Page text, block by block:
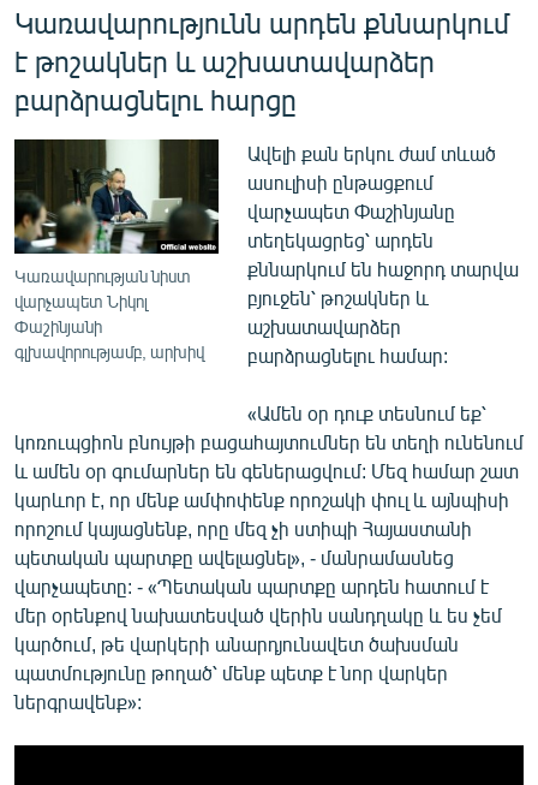
Կառավարությունն արդեն քննարկում
է թոշակներ և աշխատավարձեր
բարձրացնելու հարցը
Կառավարության նիստ
վարչապետ Նիկոլ
Փաշինյանի
գլխավորությամբ, արխիվ
Ավելի քան երկու ժամ տևած
ասուլիսի ընթացքում
վարչապետ Փաշինյանը
տեղեկացրեց՝ արդեն
քննարկում են հաջորդ տարվա
բյուջեն՝ թոշակներ և
աշխատավարձեր
բարձրացնելու համար:
«Ամեն օր դուք տեսնում եք՝
կոռուպցիոն բնույթի բացահայտումներ են տեղի ունենում
և ամեն օր գումարներ են գեներացվում: Մեզ համար շատ
կարևոր է, որ մենք ամփոփենք որոշակի փուլ և այնպիսի
որոշում կայացնենք, որը մեզ չի ստիպի Հայաստանի
պետական պարտքը ավելացնել», - մանրամասնեց
վարչապետը: - «Պետական պարտքը արդեն հատում է
մեր օրենքով նախատեսված վերին սանդղակը և ես չեմ
կարծում, թե վարկերի անարդյունավետ ծախսման
պատմությունը թողած՝ մենք պետք է նոր վարկեր
ներգրավենք»: